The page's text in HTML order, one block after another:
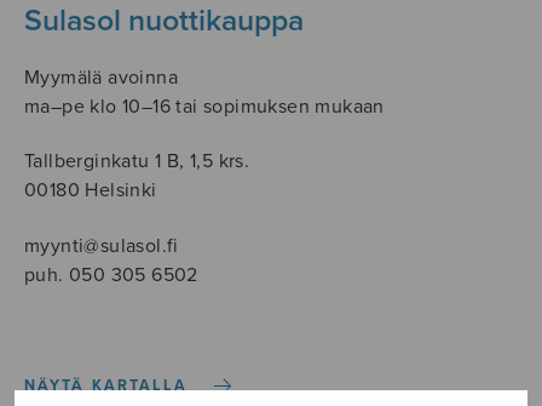
Sulasol nuottikauppa
Myymälä avoinna
ma–pe klo 10–16 tai sopimuksen mukaan
Tallberginkatu 1 B, 1,5 krs.
00180 Helsinki
myynti@sulasol.fi
puh. 050 305 6502
NÄYTÄ KARTALLA